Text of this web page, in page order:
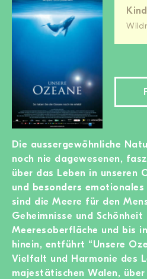
Die aussergewöhnliche
noch nie dagewesenen,
über das Leben in unseren
und besonders
sind die Meere für den
Geheimnisse und
Meeresoberfläche und bis
hinein, entführt “Unsere
Vielfalt und Harmonie des
majestätischen Walen,